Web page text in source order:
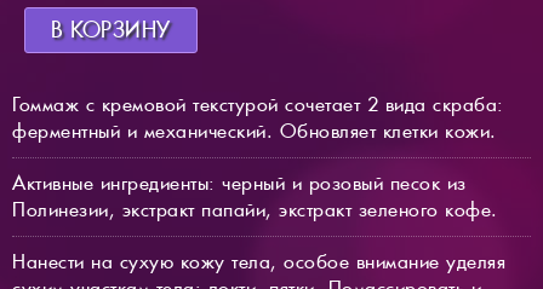
В КОРЗИНУ
Гоммаж с кремовой текстурой сочетает 2 вида скраба:
ферментный и механический. Обновляет клетки кожи.
Активные ингредиенты: черный и розовый песок из
Полинезии, экстракт папайи, экстракт зеленого кофе.
Нанести на сухую кожу тела, особое внимание уделяя